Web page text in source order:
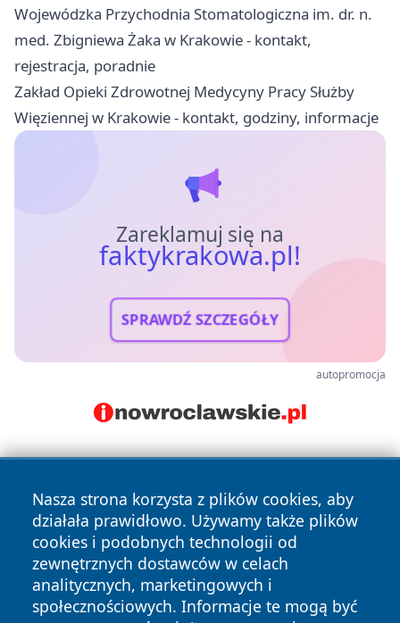
Wojewódzka Przychodnia Stomatologiczna im. dr. n.
med. Zbigniewa Żaka w Krakowie - kontakt,
rejestracja, poradnie
Zakład Opieki Zdrowotnej Medycyny Pracy Służby
Więziennej w Krakowie - kontakt, godziny, informacje
Zareklamuj się na
faktykrakowa.pl!
SPRAWDŹ SZCZEGÓŁY
autopromocja
Nasza strona korzysta z plików cookies, aby
działała prawidłowo. Używamy także plików
cookies i podobnych technologii od
zewnętrznych dostawców w celach
analitycznych, marketingowych i
społecznościowych. Informacje te mogą być
Copyright © 2026 faktykrakowa.pl Wszystkie prawa
zastrzeżone.